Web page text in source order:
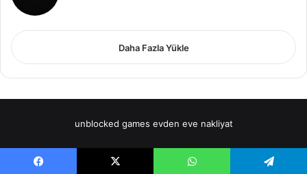
Daha Fazla Yükle
unblocked games evden eve nakliyat